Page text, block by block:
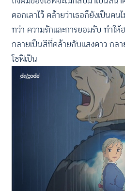
ดอกเลาไว้ คล้ายว่าเธอก็ยังเป็นคน
ทว่า ความรักและการยอมรับ ทำใ
กลายเป็นสีที่คล้ายกับแสงดาว กล
โซฟีเป็น